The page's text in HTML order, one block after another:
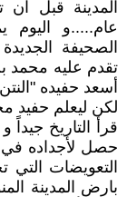
عام.....و
الصحيفة
تقدم عليه محمد
أسعد حفيده
لكن ليعلم حفيد
قرأ التاريخ
حصل لأجداده في
التعويضات